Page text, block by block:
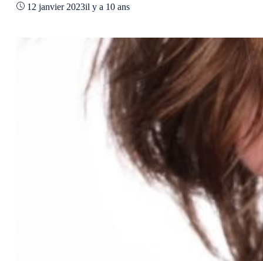
12 janvier 2023il y a 10 ans